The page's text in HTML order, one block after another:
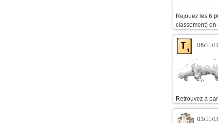
Rejouez les 6
classement)
06/11/
Retrouvez à
03/11/